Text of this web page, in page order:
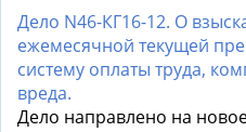
Дело N46-КГ16-12. О
ежемесячной текущей
систему оплаты труда,
вреда.
Дело направлено на